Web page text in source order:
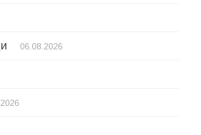
06.08.2026